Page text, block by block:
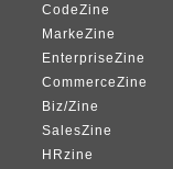
CodeZine
MarkeZine
EnterpriseZine
CommerceZine
Biz/Zine
SalesZine
HRzine